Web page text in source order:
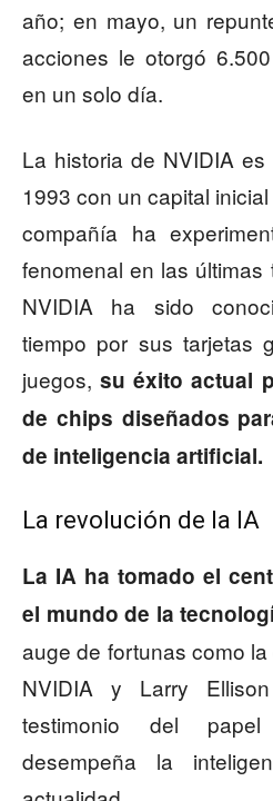
año; en mayo, un
acciones le otorgó
en un solo día.
La historia de NVIDIA
1993 con un capital
compañía ha
fenomenal en las
NVIDIA ha sido
tiempo por sus tarjetas
juegos, su éxito actual
de chips diseñados
de inteligencia artificial.
La revolución de la IA
La IA ha tomado el
el mundo de la
auge de fortunas como
NVIDIA y Larry
testimonio del
desempeña la